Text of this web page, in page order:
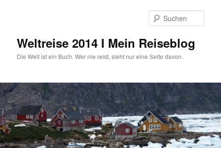
Weltreise 2014 I Mein Reiseblog
Die Welt ist ein Buch. Wer nie reist, sieht nur eine Seite davon.